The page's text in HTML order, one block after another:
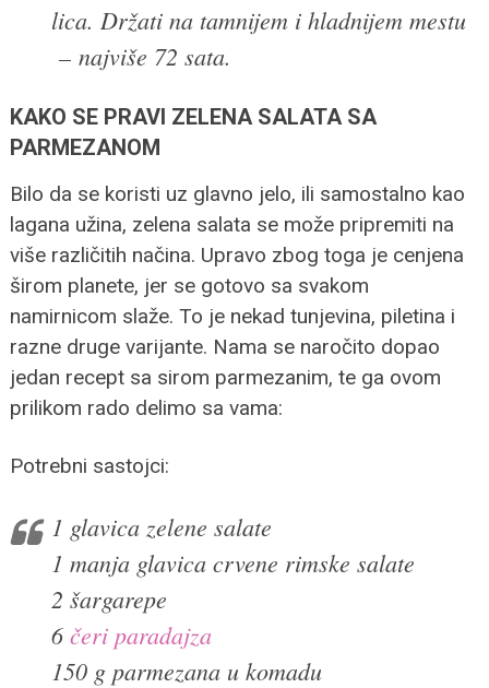
lica. Držati na tamnijem i hladnijem mestu
– najviše 72 sata.
KAKO SE PRAVI ZELENA SALATA SA
PARMEZANOM
Bilo da se koristi uz glavno jelo, ili samostalno kao
lagana užina, zelena salata se može pripremiti na
više različitih načina. Upravo zbog toga je cenjena
širom planete, jer se gotovo sa svakom
namirnicom slaže. To je nekad tunjevina, piletina i
razne druge varijante. Nama se naročito dopao
jedan recept sa sirom parmezanim, te ga ovom
prilikom rado delimo sa vama:
Potrebni sastojci:
1 glavica zelene salate
1 manja glavica crvene rimske salate
2 šargarepe
6čeri paradajza
150 g parmezana u komadu